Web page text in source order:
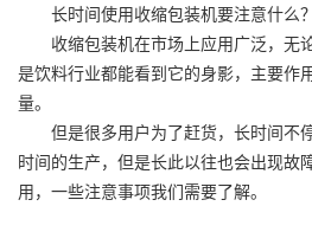
长时间使用收缩包装机要注意什么？
收缩包装机在市场上应用广泛，无
是饮料行业都能看到它的身影，主要作
量。
但是很多用户为了赶货，长时间不
时间的生产，但是长此以往也会出现故
用，一些注意事项我们需要了解。